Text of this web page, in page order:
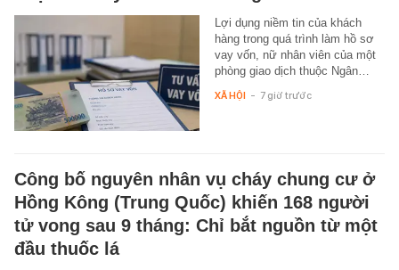
Lợi dụng niềm tin của khách
hàng trong quá trình làm hồ sơ
vay vốn, nữ nhân viên của một
phòng giao dịch thuộc Ngân…
XÃ HỘI - 7 giờ trước
Công bố nguyên nhân vụ cháy chung cư ở
Hồng Kông (Trung Quốc) khiến 168 người
tử vong sau 9 tháng: Chỉ bắt nguồn từ một
đầu thuốc lá